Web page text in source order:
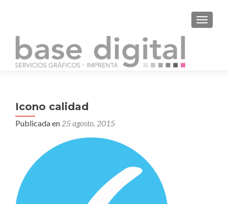
Icono calidad
Publicada en 25 agosto, 2015